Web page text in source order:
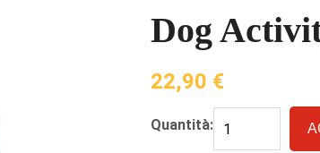
Dog
22,90 €
Quantità: